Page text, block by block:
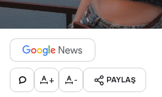
+ - PAYLAŞ